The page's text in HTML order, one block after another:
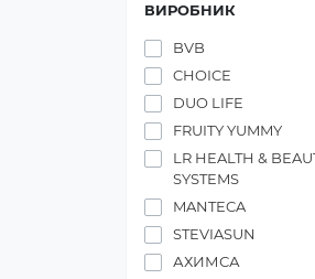
ВИРОБНИК
BVB
CHOICE
DUO LIFE
FRUITY YUMMY
LR HEALTH &
SYSTEMS
MANTECA
STEVIASUN
АХИМСА